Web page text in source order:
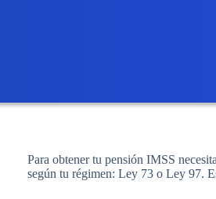
Para obtener tu pensión IMSS
según tu régimen: Ley 73 o Ley 97.